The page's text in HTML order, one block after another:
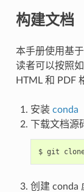
构建文档
本手册使用基
读者可以按照
HTML 和 PDF
安装 conda
下载文档源
$ git
创建 conda